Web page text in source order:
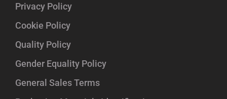
Privacy Policy
Cookie Policy
Quality Policy
Gender Equality Policy
General Sales Terms